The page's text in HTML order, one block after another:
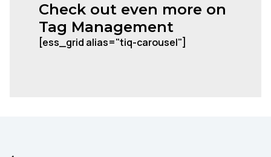
Check out even more on
Tag Management
[ess_grid alias="tiq-carousel"]